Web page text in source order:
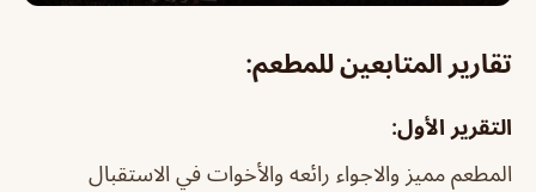
تقارير المتابعين للمطعم:
التقرير الأول:
المطعم مميز والاجواء رائعه والأخوات في الاستقبال